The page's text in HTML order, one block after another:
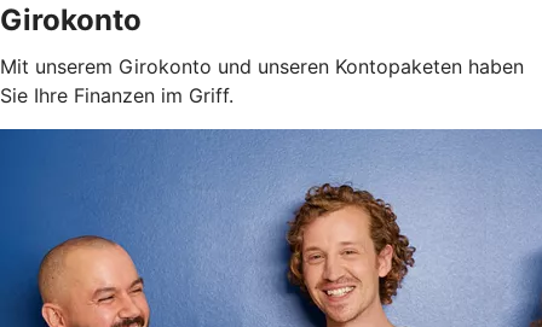
Girokonto
Mit unserem Girokonto und unseren Kontopaketen haben
Sie Ihre Finanzen im Griff.